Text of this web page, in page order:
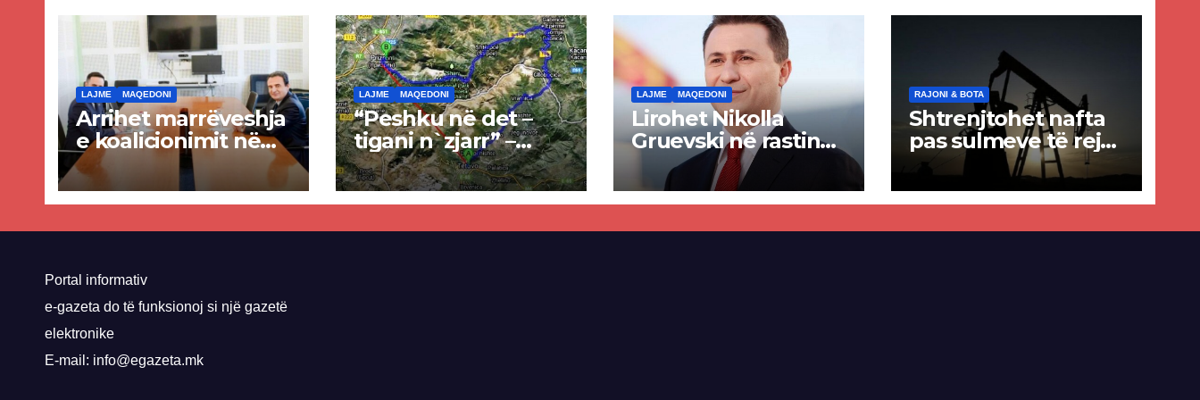
LAJME MAQEDONI
Arrihet marrëveshja
e koalicionimit në
parim mes Kurtit
dhe Abdixhikut
LAJME MAQEDONI
“Peshku në det –
tigani n`zjarr” –
Ende pa u kryer
projekti i tunelit,
komuna e Tetovës
nis punimet për
LAJME MAQEDONI
Lirohet Nikolla
Gruevski në rastin
“Talir 2”, gjykata
rrëzon akuzat për
ndërtimin e
paligjshëm të selisë
RAJONI & BOTA
Shtrenjtohet nafta
pas sulmeve të reja
SHBA–Iran
Portal informativ
e-gazeta do të funksionoj si një gazetë
elektronike
E-mail: info@egazeta.mk